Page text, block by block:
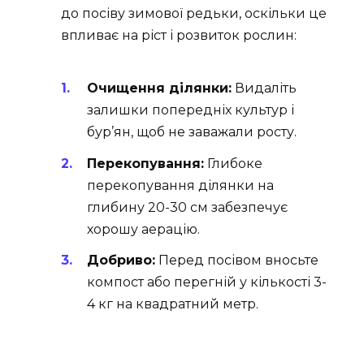
до посіву зимової редьки, оскільки це
впливає на ріст і розвиток рослин:
Очищення ділянки: Видаліть
залишки попередніх культур і
бур’ян, щоб не заважали росту.
Перекопування: Глибоке
перекопування ділянки на
глибину 20-30 см забезпечує
хорошу аерацію.
Добриво: Перед посівом вносьте
компост або перегній у кількості 3-
4 кг на квадратний метр.